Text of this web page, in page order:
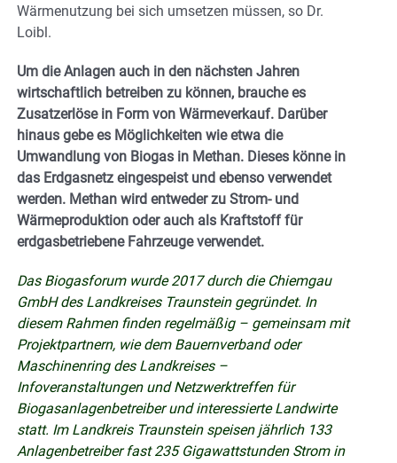
Wärmenutzung bei sich umsetzen müssen, so Dr.
Loibl.
Um die Anlagen auch in den nächsten Jahren
wirtschaftlich betreiben zu können, brauche es
Zusatzerlöse in Form von Wärmeverkauf. Darüber
hinaus gebe es Möglichkeiten wie etwa die
Umwandlung von Biogas in Methan. Dieses könne in
das Erdgasnetz eingespeist und ebenso verwendet
werden. Methan wird entweder zu Strom- und
Wärmeproduktion oder auch als Kraftstoff für
erdgasbetriebene Fahrzeuge verwendet.
Das Biogasforum wurde 2017 durch die Chiemgau
GmbH des Landkreises Traunstein gegründet. In
diesem Rahmen finden regelmäßig – gemeinsam mit
Projektpartnern, wie dem Bauernverband oder
Maschinenring des Landkreises –
Infoveranstaltungen und Netzwerktreffen für
Biogasanlagenbetreiber und interessierte Landwirte
statt. Im Landkreis Traunstein speisen jährlich 133
Anlagenbetreiber fast 235 Gigawattstunden Strom in